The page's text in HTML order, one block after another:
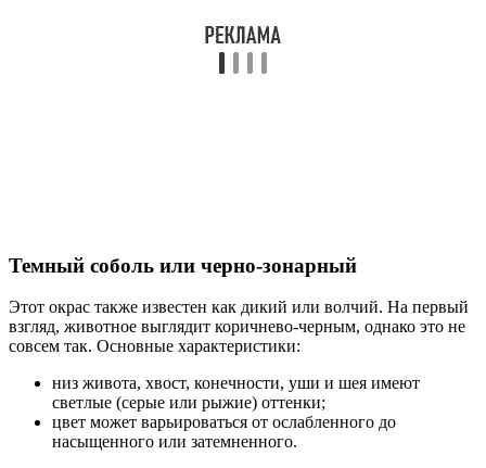
Темный соболь или черно-зонарный
Этот окрас также известен как дикий или волчий. На первый
взгляд, животное выглядит коричнево-черным, однако это не
совсем так. Основные характеристики:
низ живота, хвост, конечности, уши и шея имеют
светлые (серые или рыжие) оттенки;
цвет может варьироваться от ослабленного до
насыщенного или затемненного.